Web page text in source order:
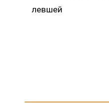
левшей